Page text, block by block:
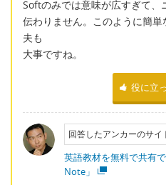
Softのみでは意味が広すぎて、
伝わりません。このように簡
夫も
大事ですね。
役に立
回答したアンカーのサイ
英語教材を無料で共有
Note」